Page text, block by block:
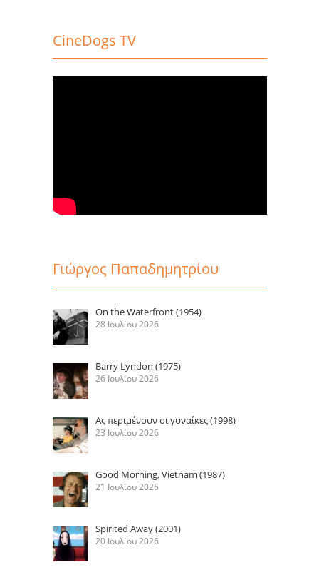
CineDogs TV
Γιώργος Παπαδημητρίου
On the Waterfront (1954)
28 Ιουλίου 2026
Barry Lyndon (1975)
26 Ιουλίου 2026
Ας περιμένουν οι γυναίκες (1998)
23 Ιουλίου 2026
Good Morning, Vietnam (1987)
21 Ιουλίου 2026
Spirited Away (2001)
20 Ιουλίου 2026